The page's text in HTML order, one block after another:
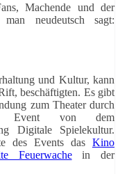
Machende und der
neudeutsch sagt:
und Kultur, kann
beschäftigten. Es gibt
zum Theater durch
Event von dem
Digitale Spielekultur.
des Events das Kino
Feuerwachein der